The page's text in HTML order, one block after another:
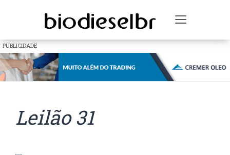
Toggle
PUBLICIDADE
Leilão 31